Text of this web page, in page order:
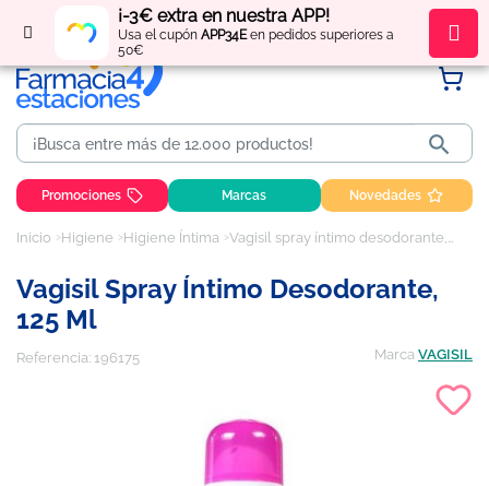
¡-3€ extra en nuestra APP!
Usa el cupón APP34Een pedidos superiores a
50€
Regístratey obténpuntos por tus compras

Promociones Marcas Novedades
Inicio Higiene Higiene Íntima Vagisil spray íntimo desodorante, 125 ml
Vagisil Spray Íntimo Desodorante,
125 Ml
Referencia: 196175 Marca VAGISIL